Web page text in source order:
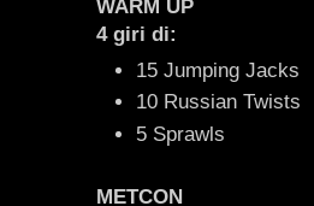
WARM UP
4 giri di:
15 Jumping Jacks
10 Russian Twists
5 Sprawls
METCON